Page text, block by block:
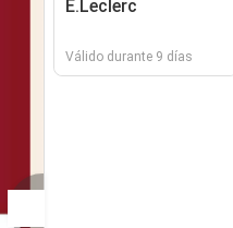
E.Leclerc
Válido durante 9 días